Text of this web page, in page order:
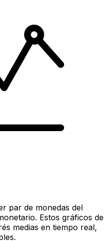
par de monedas del
Estos gráficos de
medias en tiempo real,